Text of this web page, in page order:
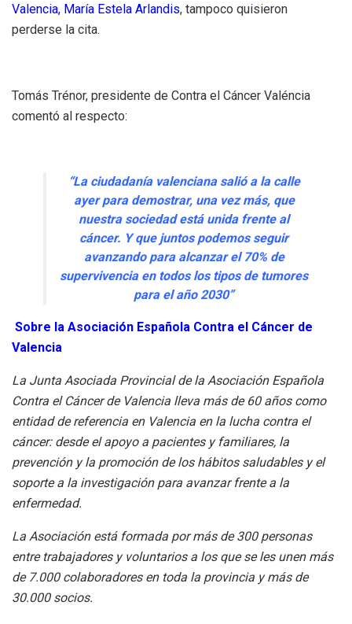
Valencia, María Estela Arlandis, tampoco quisieron
perderse la cita.
Tomás Trénor, presidente de Contra el Cáncer Valéncia
comentó al respecto:
“La ciudadanía valenciana salió a la calle
ayer para demostrar, una vez más, que
nuestra sociedad está unida frente al
cáncer. Y que juntos podemos seguir
avanzando para alcanzar el 70% de
supervivencia en todos los tipos de tumores
para el año 2030”
Sobre la Asociación Española Contra el Cáncer de
Valencia
La Junta Asociada Provincial de la Asociación Española
Contra el Cáncer de Valencia lleva más de 60 años como
entidad de referencia en Valencia en la lucha contra el
cáncer: desde el apoyo a pacientes y familiares, la
prevención y la promoción de los hábitos saludables y el
soporte a la investigación para avanzar frente a la
enfermedad.
La Asociación está formada por más de 300 personas
entre trabajadores y voluntarios a los que se les unen más
de 7.000 colaboradores en toda la provincia y más de
30.000 socios.